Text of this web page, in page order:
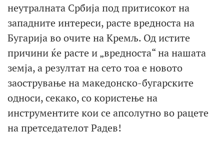
неутралната Србија под притисокот на
западните интереси, расте вредноста на
Бугарија во очите на Кремљ. Од истите
причини ќе расте и „вредноста“ на нашата
земја, а резултат на сето тоа е новото
заострување на македонско-бугарските
односи, секако, со користење на
инструментите кои се апсолутно во рацете
на претседателот Радев!